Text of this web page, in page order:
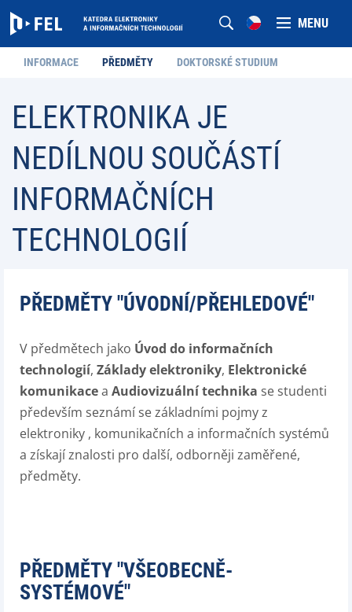
MENU
INFORMACE PŘEDMĚTY DOKTORSKÉ STUDIUM
ELEKTRONIKA JE
NEDÍLNOU SOUČÁSTÍ
INFORMAČNÍCH
TECHNOLOGIÍ
PŘEDMĚTY "ÚVODNÍ/PŘEHLEDOVÉ"
V předmětech jako Úvod do informačních
technologií, Základy elektroniky, Elektronické
komunikacea Audiovizuální technika se studenti
především seznámí se základními pojmy z
elektroniky , komunikačních a informačních systémů
a získají znalosti pro další, odborněji zaměřené,
předměty.
PŘEDMĚTY "VŠEOBECNĚ-
SYSTÉMOVÉ"